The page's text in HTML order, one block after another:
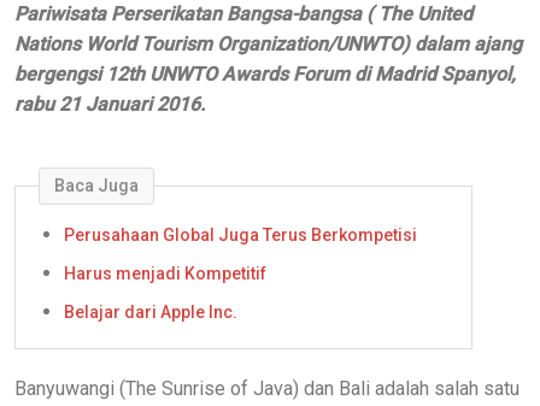
Pariwisata Perserikatan Bangsa-bangsa ( The United
Nations World Tourism Organization/UNWTO) dalam ajang
bergengsi 12th UNWTO Awards Forum di Madrid Spanyol,
rabu 21 Januari 2016.
Baca Juga
Perusahaan Global Juga Terus Berkompetisi
Harus menjadi Kompetitif
Belajar dari Apple Inc.
Banyuwangi (The Sunrise of Java) dan Bali adalah salah satu